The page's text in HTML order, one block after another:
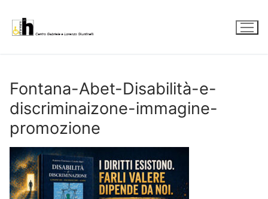
contenuto
Fontana-Abet-Disabilità-e-
discriminaizone-immagine-
promozione